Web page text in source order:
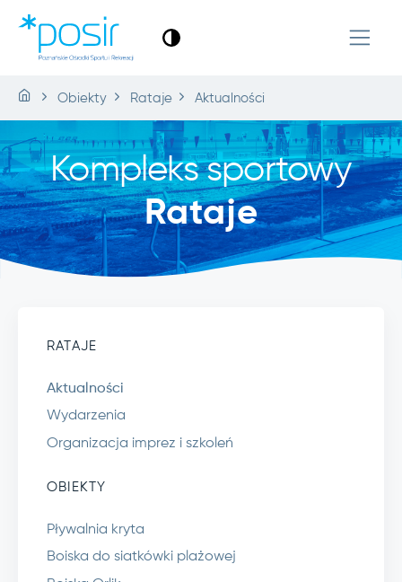
Obiekty Rataje Aktualności
Kompleks sportowy
Rataje
RATAJE
Aktualności
Wydarzenia
Organizacja imprez i szkoleń
OBIEKTY
Pływalnia kryta
Boiska do siatkówki plażowej